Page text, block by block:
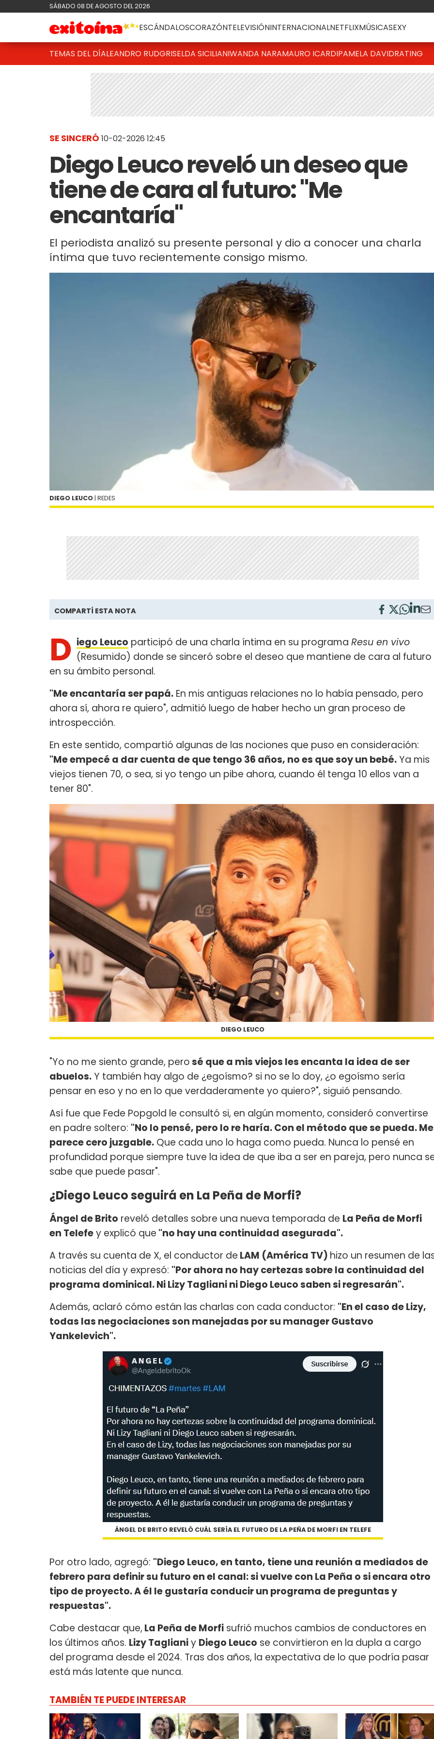
SÁBADO 08 DE AGOSTO DEL 2026
ESCÁNDALOSCORAZÓNTELEVISIÓNINTERNACIONALNETFLIXMÚSICASEXY
TEMAS DEL DÍALEANDRO RUDGRISELDA SICILIANIWANDA NARAMAURO ICARDIPAMELA DAVIDRATING
SE SINCERÓ 10-02-2026 12:45
Diego Leuco reveló un deseo que
tiene de cara al futuro: "Me
encantaría"
El periodista analizó su presente personal y dio a conocer una charla
íntima que tuvo recientemente consigo mismo.
DIEGO LEUCO | REDES
COMPARTÍ ESTA NOTA
D iego Leuco participó de una charla íntima en su programa Resu en vivo
(Resumido) donde se sinceró sobre el deseo que mantiene de cara al futuro
en su ámbito personal.
"Me encantaría ser papá. En mis antiguas relaciones no lo había pensado, pero
ahora sí, ahora re quiero", admitió luego de haber hecho un gran proceso de
introspección.
En este sentido, compartió algunas de las nociones que puso en consideración:
"Me empecé a dar cuenta de que tengo 36 años, no es que soy un bebé.Ya mis
viejos tienen 70, o sea, si yo tengo un pibe ahora, cuando él tenga 10 ellos van a
tener 80".
DIEGO LEUCO
"Yo no me siento grande, perosé que a mis viejos les encanta la idea de ser
abuelos.Y también hay algo de ¿egoísmo? si no se lo doy, ¿o egoísmo sería
pensar en eso y no en lo que verdaderamente yo quiero?", siguió pensando.
Así fue que Fede Popgold le consultó si, en algún momento, consideró convertirse
en padre soltero: "No lo pensé, pero lo re haría. Con el método que se pueda. Me
parece cero juzgable. Que cada uno lo haga como pueda. Nunca lo pensé en
profundidad porque siempre tuve la idea de que iba a ser en pareja, pero nunca
sabe que puede pasar".
¿Diego Leuco seguirá en La Peña de Morfi?
Ángel de Brito reveló detalles sobre una nueva temporada de La Peña de Morfi
en Telefey explicó que "no hay una continuidad asegurada".
A través su cuenta de X, el conductor de LAM (América TV) hizo un resumen de
noticias del día y expresó: "Por ahora no hay certezas sobre la continuidad del
programa dominical. Ni Lizy Tagliani ni Diego Leuco saben si regresarán".
Además, aclaró cómo están las charlas con cada conductor: "En el caso de Lizy,
todas las negociaciones son manejadas por su manager Gustavo
Yankelevich".
ÁNGEL DE BRITO REVELÓ CUÁL SERÍA EL FUTURO DE LA PEÑA DE MORFI EN TELEFE
Por otro lado, agregó: "Diego Leuco, en tanto, tiene una reunión a mediados de
febrero para definir su futuro en el canal: si vuelve con La Peña o si encara otro
tipo de proyecto. A él le gustaría conducir un programa de preguntas y
respuestas".
Cabe destacar que, La Peña de Morfi sufrió muchos cambios de conductores en
los últimos años. Lizy Taglianiy Diego Leuco se convirtieron en la dupla a cargo
del programa desde el 2024. Tras dos años, la expectativa de lo que podría pasar
está más latente que nunca.
TAMBIÉN TE PUEDE INTERESAR